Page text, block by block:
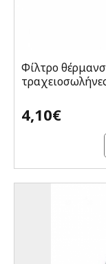
Φίλτρο
4,10€